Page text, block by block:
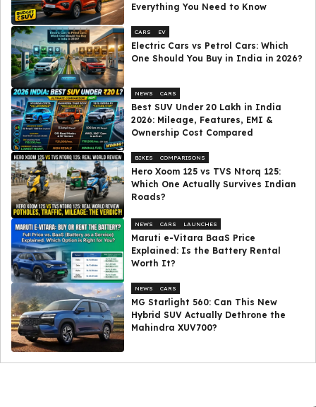
Everything You Need to Know
CARS EV
Electric Cars vs Petrol Cars: Which
One Should You Buy in India in 2026?
NEWS CARS
Best SUV Under ₹20 Lakh in India
2026: Mileage, Features, EMI &
Ownership Cost Compared
BIKES COMPARISONS
Hero Xoom 125 vs TVS Ntorq 125:
Which One Actually Survives Indian
Roads?
NEWS CARS LAUNCHES
Maruti e-Vitara BaaS Price
Explained: Is the Battery Rental
Worth It?
NEWS CARS
MG Starlight 560: Can This New
Hybrid SUV Actually Dethrone the
Mahindra XUV700?